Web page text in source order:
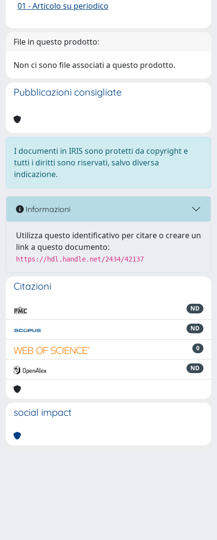
01 - Articolo su periodico
File in questo prodotto:
Non ci sono file associati a questo prodotto.
Pubblicazioni consigliate
I documenti in IRIS sono protetti da copyright e
tutti i diritti sono riservati, salvo diversa
indicazione.
Informazioni
Utilizza questo identificativo per citare o creare un
link a questo documento:
https://hdl.handle.net/2434/42137
Citazioni
ND
ND
0
ND
social impact